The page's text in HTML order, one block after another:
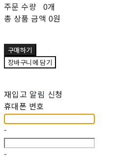
주문 수량 0개
총 상품 금액 0원
구매하기
장바구니에 담기
재입고 알림 신청
휴대폰 번호
-
-